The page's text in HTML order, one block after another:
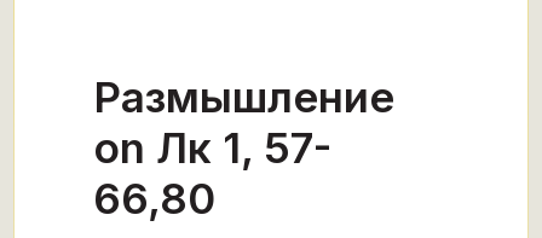
Размышление
on Лк 1, 57-
66,80